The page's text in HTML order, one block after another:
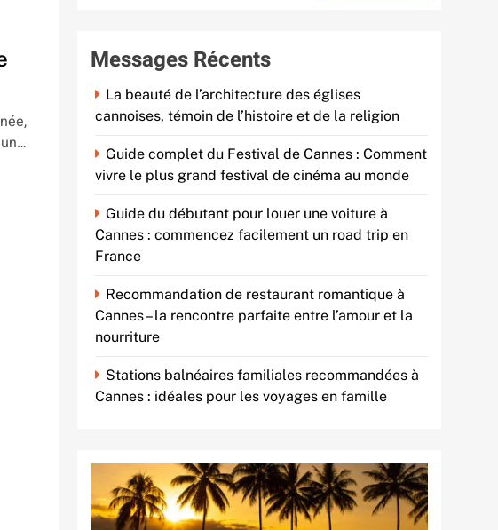
Messages Récents
La beauté de l’architecture des églises
cannoises, témoin de l’histoire et de la religion
Guide complet du Festival de Cannes : Comment
vivre le plus grand festival de cinéma au monde
Guide du débutant pour louer une voiture à
Cannes : commencez facilement un road trip en
France
Recommandation de restaurant romantique à
Cannes – la rencontre parfaite entre l’amour et la
nourriture
Stations balnéaires familiales recommandées à
Cannes : idéales pour les voyages en famille